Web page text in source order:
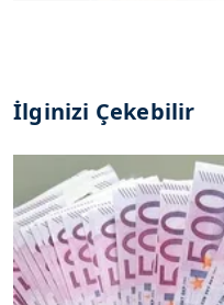
İlginizi Çekebilir